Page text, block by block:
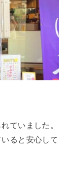
ていました。
ると安心して